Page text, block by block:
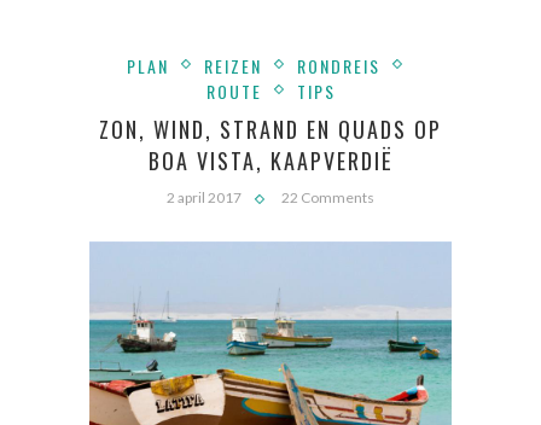
PLAN REIZEN
RONDREIS
ROUTE
TIPS
ZON, WIND, STRAND EN QUADS OP
BOA VISTA, KAAPVERDIË
2 april 2017 22 Comments